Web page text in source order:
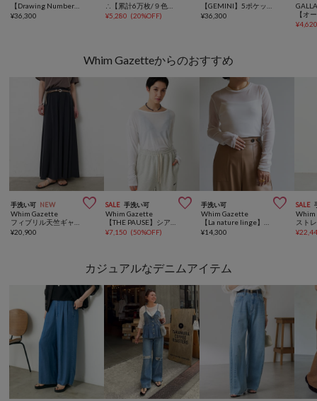
¥36,300
¥5,280 (20%OFF)
¥36,300
¥
Whim Gazetteからのおすすめ
手洗い可 NEW 
Whim Gazette
¥20,900
SALE 手洗い可 
Whim Gazette
¥7,150 (50%OFF)
手洗い可 
Whim Gazette
¥14,300
SALE
Whim
スト
¥
カジュアルなデニムアイテム